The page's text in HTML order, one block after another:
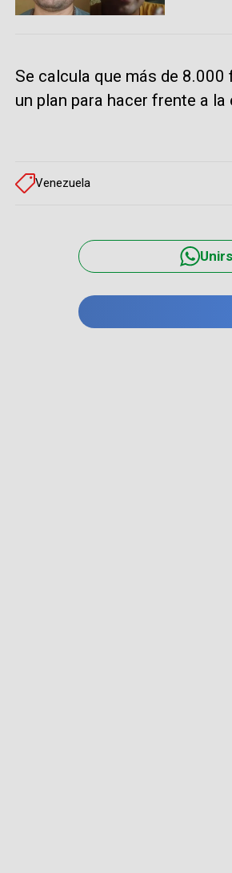
Se calcula que más de
un plan para hacer frente a la
Venezuela